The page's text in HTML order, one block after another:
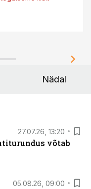
Nädal
27.07.26, 13:20
võtab
05.08.26, 09:00